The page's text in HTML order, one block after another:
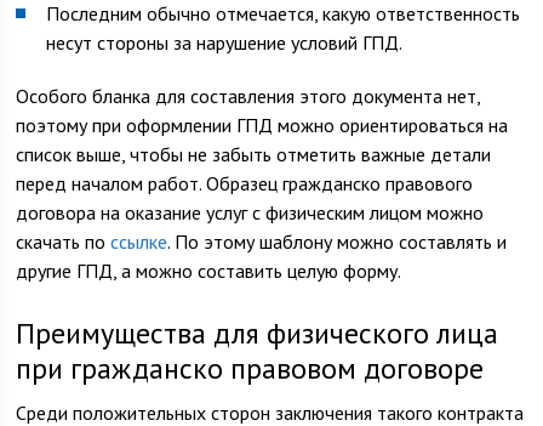
Последним обычно отмечается, какую ответственность
несут стороны за нарушение условий ГПД.
Особого бланка для составления этого документа нет,
поэтому при оформлении ГПД можно ориентироваться на
список выше, чтобы не забыть отметить важные детали
перед началом работ. Образец гражданско правового
договора на оказание услуг с физическим лицом можно
скачать поссылке. По этому шаблону можно составлять и
другие ГПД, а можно составить целую форму.
Преимущества для физического лица
при гражданско правовом договоре
Среди положительных сторон заключения такого контракта